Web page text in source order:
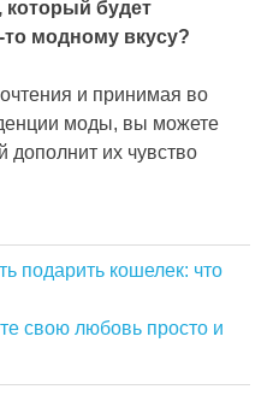
который будет
то модному вкусу?
и принимая во
моды, вы можете
дополнит их чувство
подарить кошелек: что
свою любовь просто и